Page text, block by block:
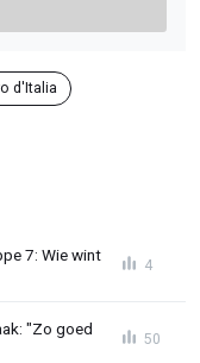
d'Italia
7: Wie wint
4
"Zo goed
50